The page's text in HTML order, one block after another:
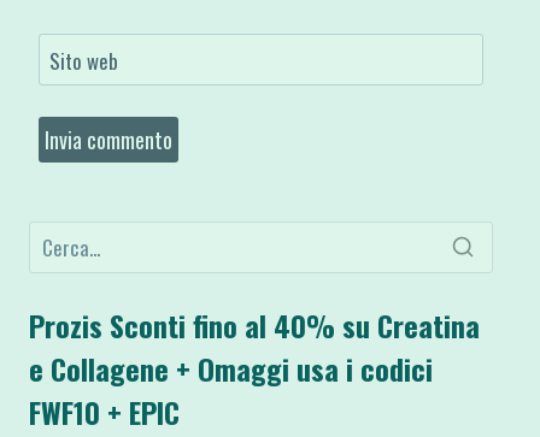
Sito web
Prozis Sconti fino al 40% su Creatina
e Collagene + Omaggi usa i codici
FWF10 + EPIC